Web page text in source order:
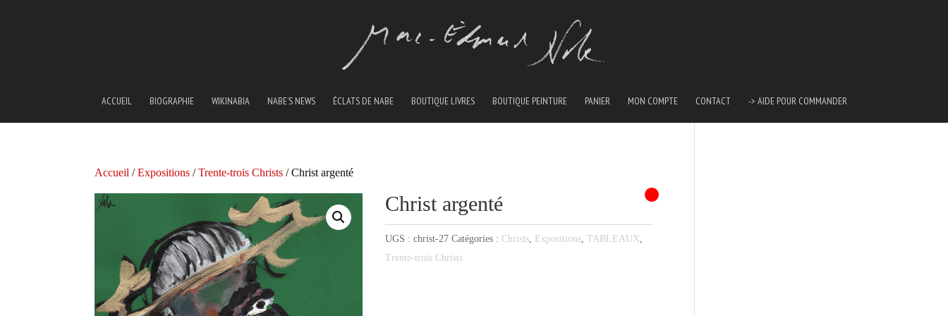
ACCUEIL BIOGRAPHIE WIKINABIA NABE’S NEWS ÉCLATS DE NABE BOUTIQUE LIVRES BOUTIQUE PEINTURE PANIER MON COMPTE CONTACT -> AIDE POUR COMMANDER
Accueil /Expositions /Trente-trois Christs / Christ argenté
Christ argenté
UGS :christ-27 Catégories : Christs, Expositions,TABLEAUX,
Trente-trois Christs